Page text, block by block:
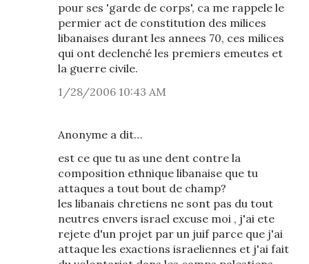
pour ses 'garde de corps', ca me rappele le
permier act de constitution des milices
libanaises durant les annees 70, ces milices
qui ont declenché les premiers emeutes et
la guerre civile.
1/28/2006 10:43 AM
Anonyme a dit…
est ce que tu as une dent contre la
composition ethnique libanaise que tu
attaques a tout bout de champ?
les libanais chretiens ne sont pas du tout
neutres envers israel excuse moi , j'ai ete
rejete d'un projet par un juif parce que j'ai
attaque les exactions israeliennes et j'ai fait